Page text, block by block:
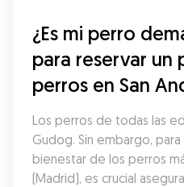
¿Es mi perro
para reservar un
perros en San
Los perros de todas las
Gudog. Sin embargo,
bienestar de los perros
(Madrid), es crucial